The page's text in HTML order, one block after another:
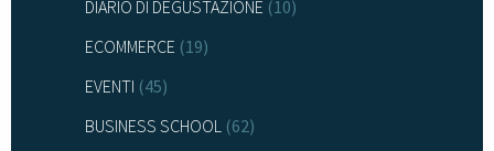
DIARIO DI DEGUSTAZIONE (10)
ECOMMERCE (19)
EVENTI (45)
BUSINESS SCHOOL (62)